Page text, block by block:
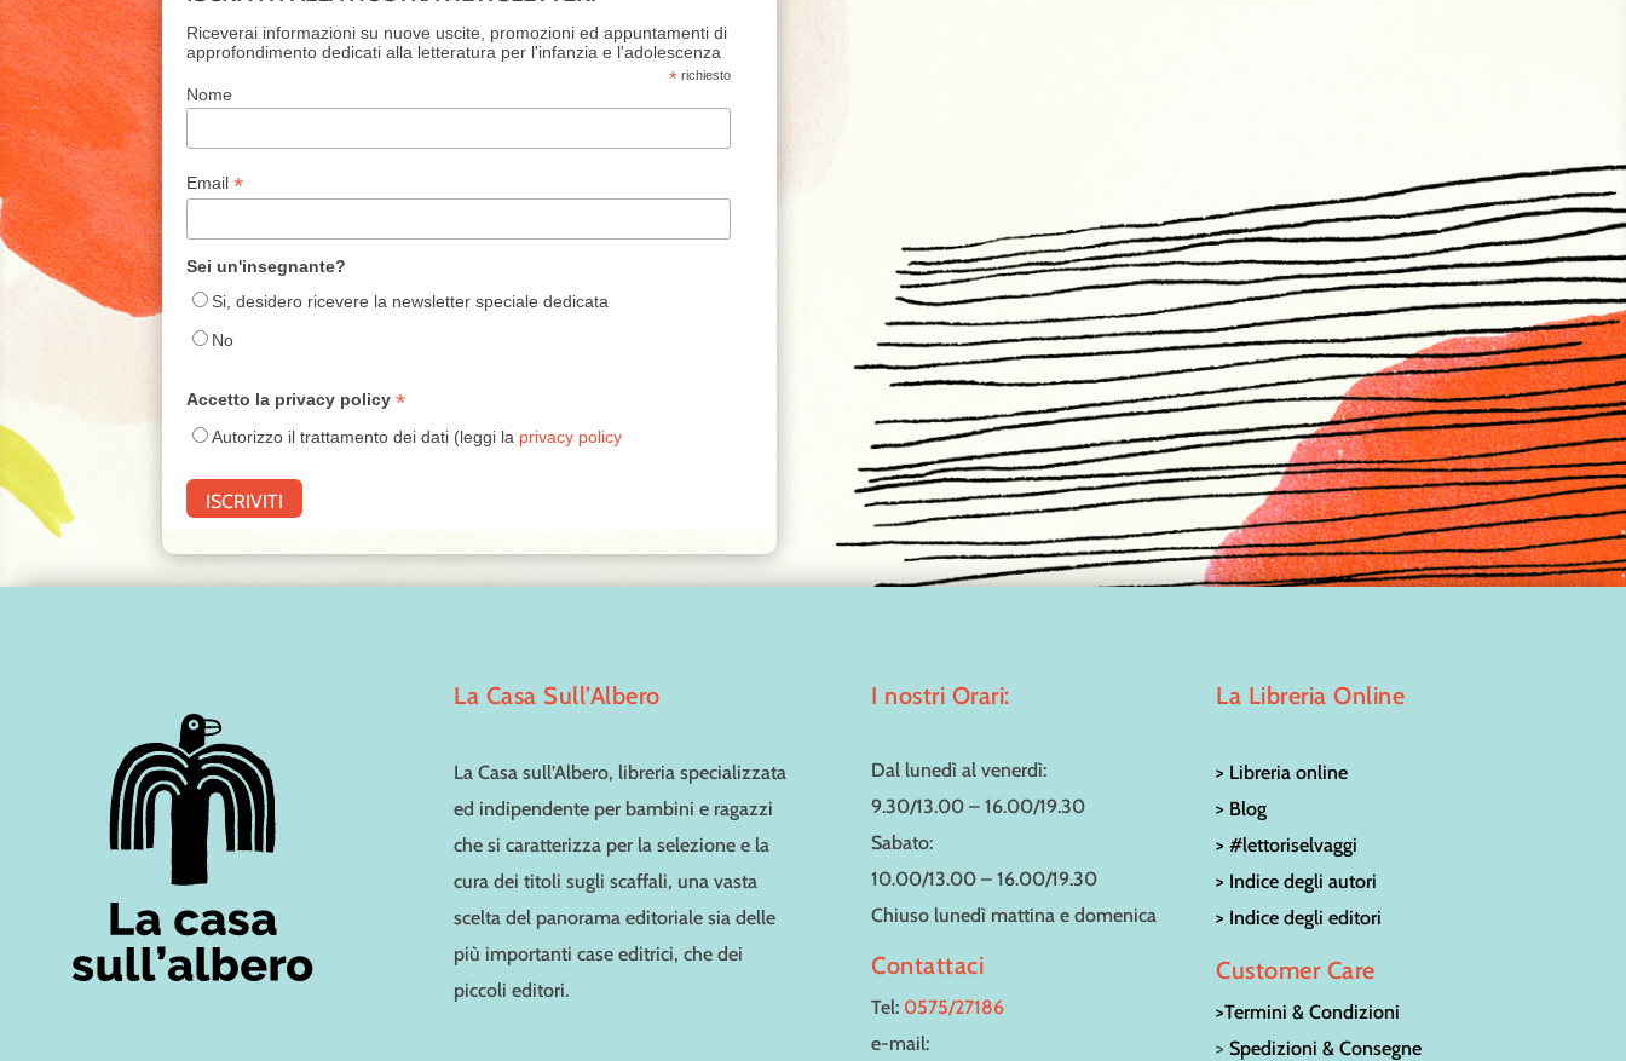
Riceverai informazioni su nuove uscite, promozioni ed appuntamenti di
approfondimento dedicati alla letteratura per l'infanzia e l'adolescenza
*richiesto
Nome
Email*
Sei un'insegnante?
Si, desidero ricevere la newsletter speciale dedicata
No
Accetto la privacy policy*
Autorizzo il trattamento dei dati (leggi la privacy policy
La Casa Sull’Albero
La Casa sull’Albero, libreria specializzata
ed indipendente per bambini e ragazzi
che si caratterizza per la selezione e la
cura dei titoli sugli scaffali, una vasta
scelta del panorama editoriale sia delle
più importanti case editrici, che dei
piccoli editori.
I nostri Orari:
Dal lunedì al venerdì:
9.30/13.00 – 16.00/19.30
Sabato:
10.00/13.00 – 16.00/19.30
Chiuso lunedì mattina e domenica
Contattaci
Tel: 0575/27186
e-mail:
La Libreria Online
> Libreria online
> Blog
> #lettoriselvaggi
> Indice degli autori
> Indice degli editori
Customer Care
>Termini & Condizioni
>Spedizioni & Consegne